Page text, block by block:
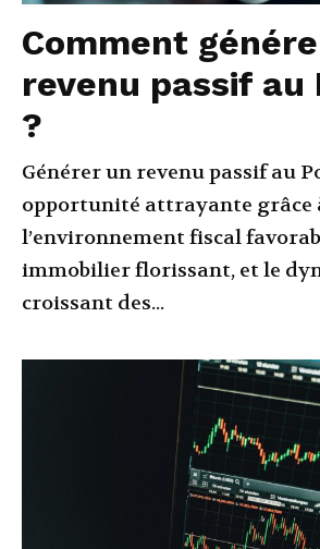
Comment
revenu passif au
?
Générer un revenu passif au
opportunité attrayante grâce
l’environnement fiscal
immobilier florissant, et le
croissant des...